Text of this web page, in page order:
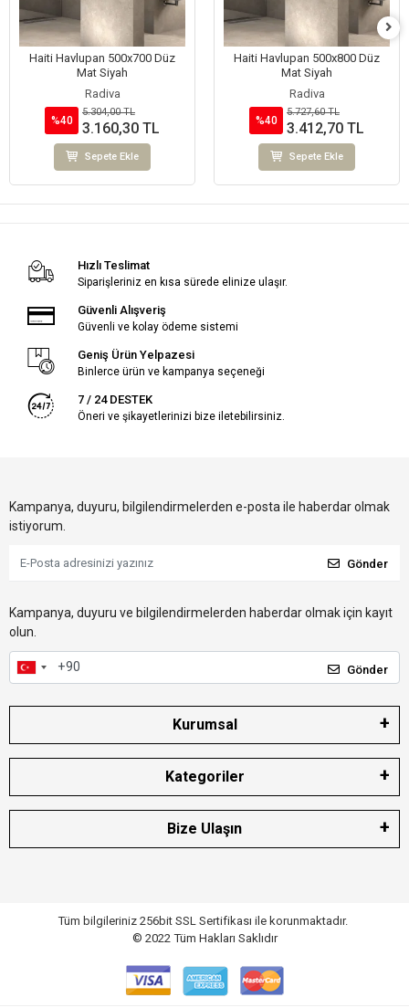
Haiti Havlupan 500x700 Düz
Mat Siyah
Radiva
%40
5.304,00 TL
3.160,30 TL
Sepete Ekle
Haiti Havlupan 500x800 Düz
Mat Siyah
Radiva
%40
5.727,60 TL
3.412,70 TL
Sepete Ekle
Hızlı Teslimat
Siparişleriniz en kısa sürede elinize ulaşır.
Güvenli Alışveriş
Güvenli ve kolay ödeme sistemi
Geniş Ürün Yelpazesi
Binlerce ürün ve kampanya seçeneği
7 / 24 DESTEK
Öneri ve şikayetlerinizi bize iletebilirsiniz.
Kampanya, duyuru, bilgilendirmelerden e-posta ile haberdar olmak
istiyorum.
Gönder
Kampanya, duyuru ve bilgilendirmelerden haberdar olmak için kayıt
olun.
Gönder
Kurumsal
Kategoriler
Bize Ulaşın
Tüm bilgileriniz 256bit SSL Sertifikası ile korunmaktadır.
© 2022 Tüm Hakları Saklıdır